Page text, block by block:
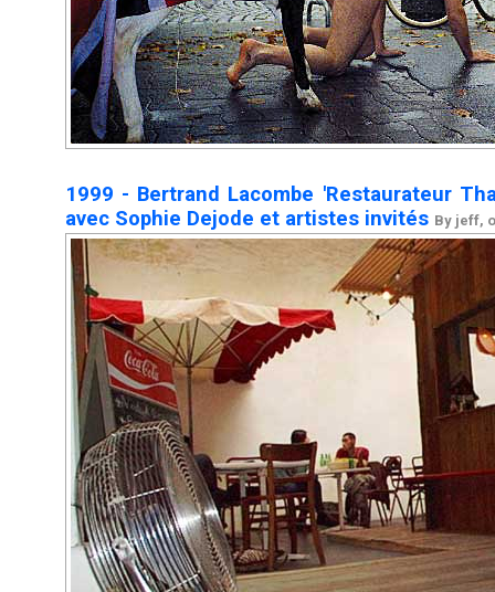
1999 - Bertrand Lacombe 'Restaurateur
avec Sophie Dejode et artistes invités By jeff,